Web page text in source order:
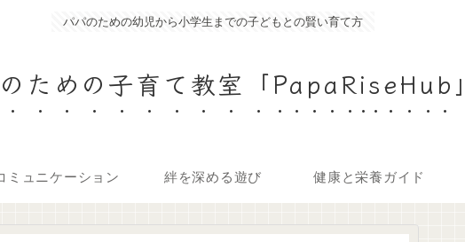
パパのための幼児から小学生までの子どもとの賢い育て方
ための子育て教室「PapaRiseHub」
ミュニケーション 絆を深める遊び 健康と栄養ガイド